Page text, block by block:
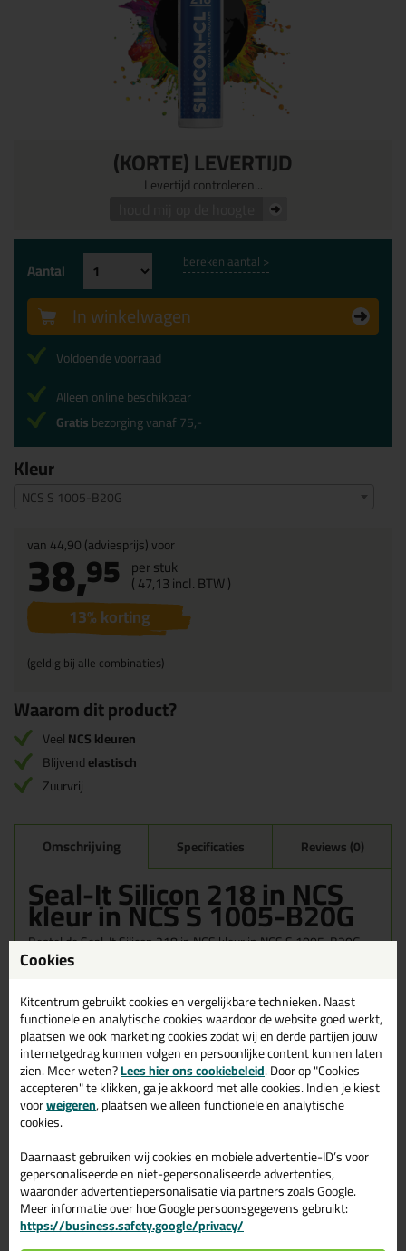
(KORTE) LEVERTIJD
Levertijd controleren...
Kleur
NCS S 1005-B20G
van44,90(adviesprijs) voor
38,95 per stuk
(47,13incl. BTW )
13% korting
(geldig bij alle combinaties)
Aantal bereken aantal >
In winkelwagen
Voldoende voorraad
Alleen online beschikbaar
Gratisbezorging vanaf 75,-
Waarom dit product?
VeelNCS kleuren
Blijvendelastisch
Zuurvrij
Omschrijving Specificaties Reviews (0)
Seal-It Silicon 218 in NCS
kleur in NCS S 1005-B20G
Bestel de Seal-It Silicon 218 in NCS kleur in NCS S 1005-B20G
vandaag nog! Vandaag besteld = morgen in huis.
Wil je meer weten over de toepassing en kenmerken van dit
product?Lees alles over dit product >
Gerelateerde producten
Cookies
Kitcentrum gebruikt cookies en vergelijkbare technieken. Naast
functionele en analytische cookies waardoor de website goed werkt,
plaatsen we ook marketing cookies zodat wij en derde partijen jouw
internetgedrag kunnen volgen en persoonlijke content kunnen laten
zien. Meer weten?Lees hier ons cookiebeleid. Door op "Cookies
accepteren" te klikken, ga je akkoord met alle cookies. Indien je kiest
voorweigeren, plaatsen we alleen functionele en analytische
cookies.
Daarnaast gebruiken wij cookies en mobiele advertentie-ID’s voor
gepersonaliseerde en niet-gepersonaliseerde advertenties,
waaronder advertentiepersonalisatie via partners zoals Google.
Meer informatie over hoe Google persoonsgegevens gebruikt:
https://business.safety.google/privacy/